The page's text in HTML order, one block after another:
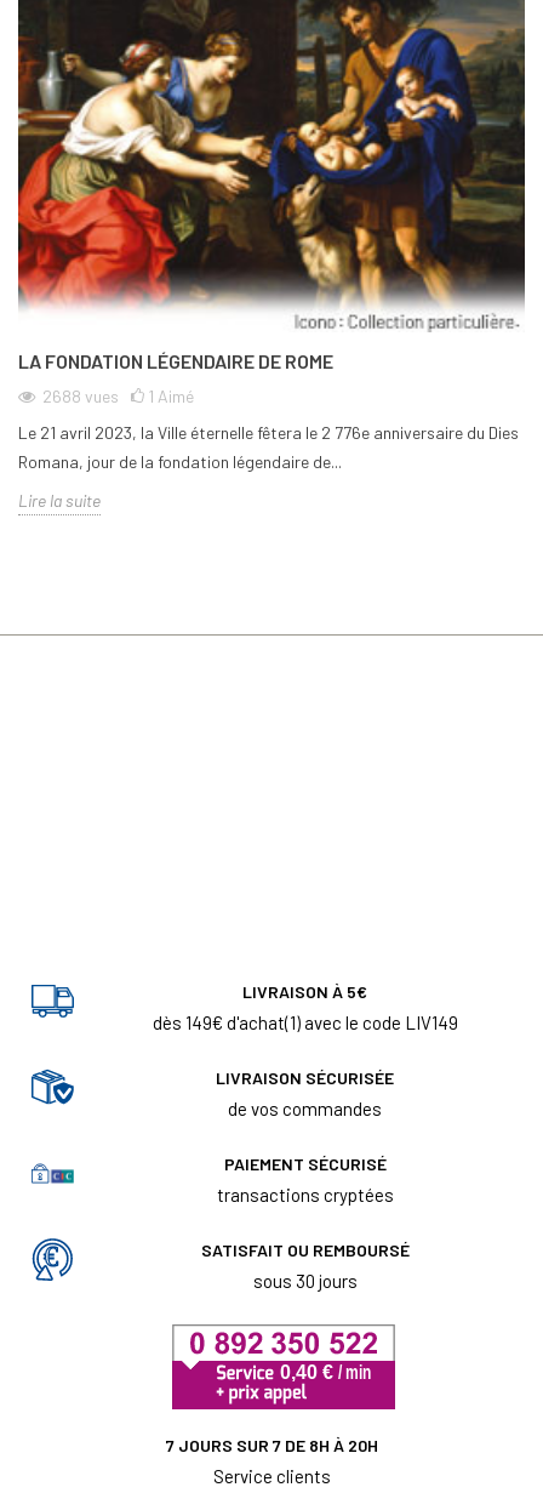
LA FONDATION LÉGENDAIRE DE ROME
2688 vues 1 Aimé
Le 21 avril 2023, la Ville éternelle fêtera le 2 776e anniversaire du Dies
Romana, jour de la fondation légendaire de...
Lire la suite
LIVRAISON À 5€
dès 149€ d'achat(1) avec le code LIV149
LIVRAISON SÉCURISÉE
de vos commandes
PAIEMENT SÉCURISÉ
transactions cryptées
SATISFAIT OU REMBOURSÉ
sous 30 jours
7 JOURS SUR 7 DE 8H À 20H
Service clients